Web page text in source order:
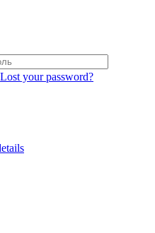
Lost your password?